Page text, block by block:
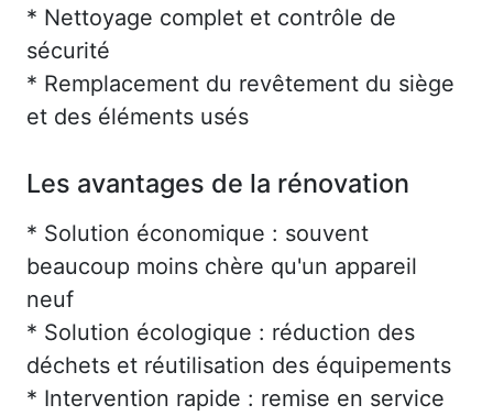
* Nettoyage complet et contrôle de
sécurité
* Remplacement du revêtement du siège
et des éléments usés
Les avantages de la rénovation
* Solution économique : souvent
beaucoup moins chère qu'un appareil
neuf
* Solution écologique : réduction des
déchets et réutilisation des équipements
* Intervention rapide : remise en service